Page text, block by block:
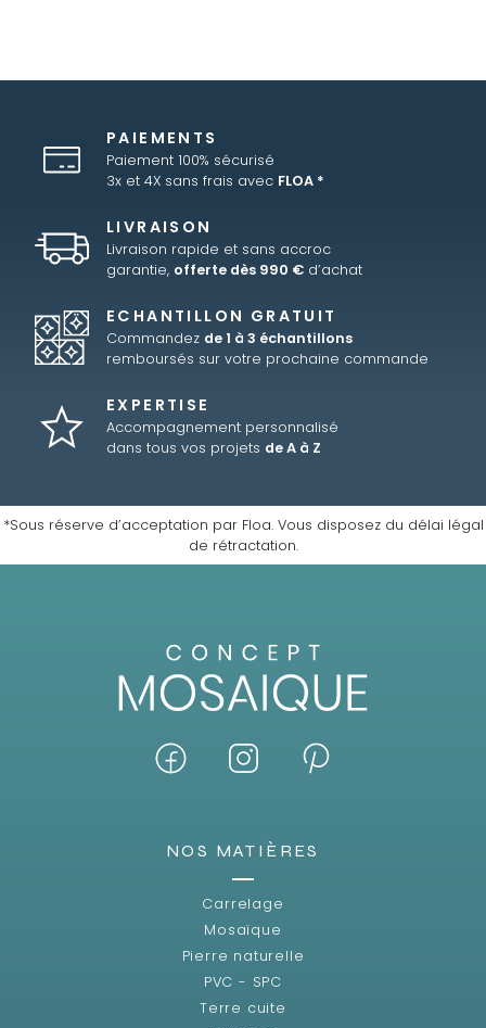
PAIEMENTS
Paiement 100% sécurisé
3x et 4X sans frais avec FLOA *
LIVRAISON
Livraison rapide et sans accroc
garantie, offerte dès 990 € d’achat
ECHANTILLON GRATUIT
Commandez de 1 à 3 échantillons
remboursés sur votre prochaine commande
EXPERTISE
Accompagnement personnalisé
dans tous vos projets de A à Z
*Sous réserve d’acceptation par Floa. Vous disposez du délai légal
de rétractation.
NOS MATIÈRES
Carrelage
Mosaïque
Pierre naturelle
PVC - SPC
Terre cuite